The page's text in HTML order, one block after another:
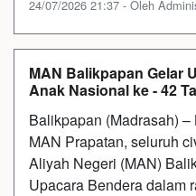
24/07/2026 21:37 - Oleh
MAN Balikpapan Gelar
Anak Nasional ke - 42
Balikpapan (Madrasah) –
MAN Prapatan, seluruh
Aliyah Negeri (MAN)
Upacara Bendera dalam